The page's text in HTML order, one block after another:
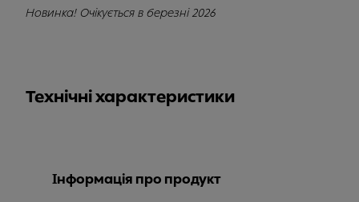
Новинка! Очікується в березні 2026
Технічні характеристики
Інформація про продукт